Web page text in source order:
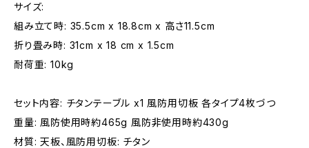
サイズ:
組み立て時: 35.5cm x 18.8cm x 高さ11.5cm
折り畳み時: 31cm x 18 cm x 1.5cm
耐荷重: 10kg
セット内容: チタンテーブル x1 風防用切板 各タイプ4枚づつ
重量: 風防使用時約465g 風防非使用時約430g
材質: 天板、風防用切板: チタン